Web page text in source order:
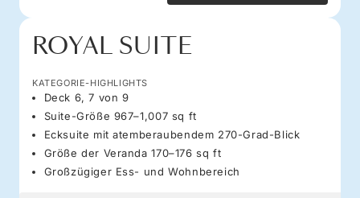
ROYAL SUITE
KATEGORIE-HIGHLIGHTS
Deck 6, 7 von 9
Suite-Größe 967–1,007 sq ft
Ecksuite mit atemberaubendem 270-Grad-Blick
Größe der Veranda 170–176 sq ft
Großzügiger Ess- und Wohnbereich